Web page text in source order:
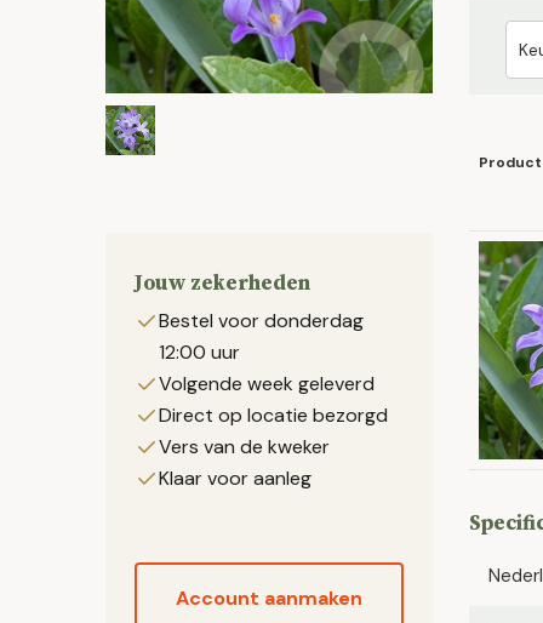
Jouw zekerheden
Bestel voor donderdag
12:00 uur
Volgende week geleverd
Direct op locatie bezorgd
Vers van de kweker
Klaar voor aanleg
Account aanmaken
Product